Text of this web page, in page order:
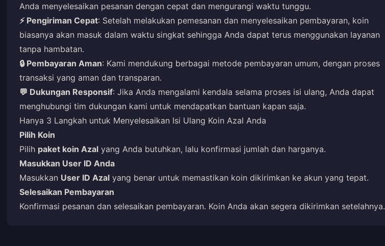
Anda menyelesaikan pesanan dengan cepat dan mengurangi waktu tunggu.
⚡ Pengiriman Cepat: Setelah melakukan pemesanan dan menyelesaikan pembayaran, koin
biasanya akan masuk dalam waktu singkat sehingga Anda dapat terus menggunakan layanan
tanpa hambatan.
🔒 Pembayaran Aman: Kami mendukung berbagai metode pembayaran umum, dengan proses
transaksi yang aman dan transparan.
💬 Dukungan Responsif: Jika Anda mengalami kendala selama proses isi ulang, Anda dapat
menghubungi tim dukungan kami untuk mendapatkan bantuan kapan saja.
Hanya 3 Langkah untuk Menyelesaikan Isi Ulang Koin Azal Anda
Pilih Koin
Pilih paket koin Azal yang Anda butuhkan, lalu konfirmasi jumlah dan harganya.
Masukkan User ID Anda
Masukkan User ID Azal yang benar untuk memastikan koin dikirimkan ke akun yang tepat.
Selesaikan Pembayaran
Konfirmasi pesanan dan selesaikan pembayaran. Koin Anda akan segera dikirimkan setelahnya.